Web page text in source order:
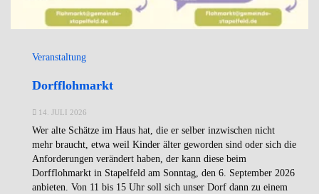
Veranstaltung
Dorfflohmarkt
14. JULI 2026
Wer alte Schätze im Haus hat, die er selber inzwischen nicht
mehr braucht, etwa weil Kinder älter geworden sind oder sich die
Anforderungen verändert haben, der kann diese beim
Dorfflohmarkt in Stapelfeld am Sonntag, den 6. September 2026
anbieten. Von 11 bis 15 Uhr soll sich unser Dorf dann zu einem